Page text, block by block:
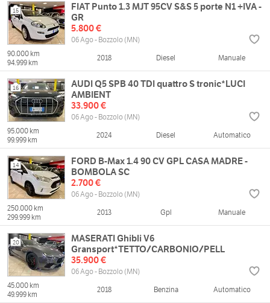
15
FIAT Punto 1.3 MJT 95CV S&S 5 porte N1 +IVA -
GR
5.800 €
06 Ago - Bozzolo (MN)
90.000 km
94.999 km
2018 Diesel Manuale
16
AUDI Q5 SPB 40 TDI quattro S tronic*LUCI
AMBIENT
33.900 €
06 Ago - Bozzolo (MN)
95.000 km
99.999 km
2024 Diesel Automatico
14
FORD B-Max 1.4 90 CV GPL CASA MADRE -
BOMBOLA SC
2.700 €
06 Ago - Bozzolo (MN)
250.000 km
299.999 km
2013 Gpl Manuale
20
MASERATI Ghibli V6
Gransport*TETTO/CARBONIO/PELL
35.900 €
06 Ago - Bozzolo (MN)
45.000 km
49.999 km
2018 Benzina Automatico